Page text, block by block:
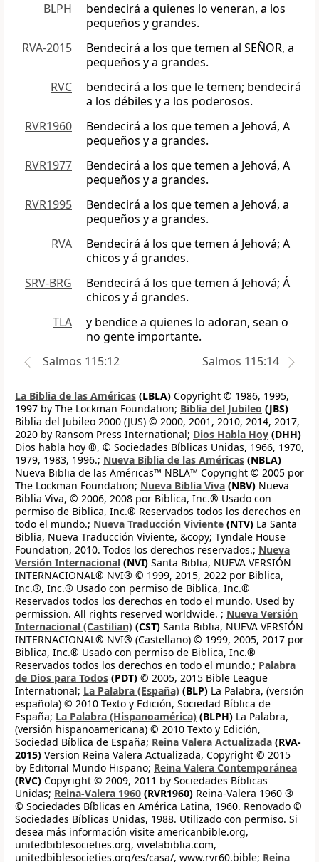
BLPH
bendecirá a quienes lo veneran, a los
pequeños y grandes.
RVA-2015
Bendecirá a los que temen al SEÑOR, a
pequeños y a grandes.
RVC
bendecirá a los que le temen; bendecirá
a los débiles y a los poderosos.
RVR1960
Bendecirá a los que temen a Jehová, A
pequeños y a grandes.
RVR1977
Bendecirá a los que temen a Jehová, A
pequeños y a grandes.
RVR1995
Bendecirá a los que temen a Jehová, a
pequeños y a grandes.
RVA
Bendecirá á los que temen á Jehová; A
chicos y á grandes.
SRV-BRG
Bendecirá á los que temen á Jehová; Á
chicos y á grandes.
TLA
y bendice a quienes lo adoran, sean o
no gente importante.
Salmos 115:12
Salmos 115:14
La Biblia de las Américas (LBLA) Copyright © 1986, 1995,
1997 by The Lockman Foundation; Biblia del Jubileo (JBS)
Biblia del Jubileo 2000 (JUS) © 2000, 2001, 2010, 2014, 2017,
2020 by Ransom Press International; Dios Habla Hoy (DHH)
Dios habla hoy ®, © Sociedades Bíblicas Unidas, 1966, 1970,
1979, 1983, 1996.; Nueva Biblia de las Américas (NBLA)
Nueva Biblia de las Américas™ NBLA™ Copyright © 2005 por
The Lockman Foundation; Nueva Biblia Viva (NBV) Nueva
Biblia Viva, © 2006, 2008 por Biblica, Inc.® Usado con
permiso de Biblica, Inc.® Reservados todos los derechos en
todo el mundo.; Nueva Traducción Viviente (NTV) La Santa
Biblia, Nueva Traducción Viviente, &copy; Tyndale House
Foundation, 2010. Todos los derechos reservados.; Nueva
Versión Internacional (NVI) Santa Biblia, NUEVA VERSIÓN
INTERNACIONAL® NVI® © 1999, 2015, 2022 por Biblica,
Inc.®, Inc.® Usado con permiso de Biblica, Inc.®
Reservados todos los derechos en todo el mundo. Used by
permission. All rights reserved worldwide. ; Nueva Versión
Internacional (Castilian) (CST) Santa Biblia, NUEVA VERSIÓN
INTERNACIONAL® NVI® (Castellano) © 1999, 2005, 2017 por
Biblica, Inc.® Usado con permiso de Biblica, Inc.®
Reservados todos los derechos en todo el mundo.; Palabra
de Dios para Todos (PDT) © 2005, 2015 Bible League
International; La Palabra (España) (BLP) La Palabra, (versión
española) © 2010 Texto y Edición, Sociedad Bíblica de
España; La Palabra (Hispanoamérica) (BLPH) La Palabra,
(versión hispanoamericana) © 2010 Texto y Edición,
Sociedad Bíblica de España; Reina Valera Actualizada (RVA-
2015) Version Reina Valera Actualizada, Copyright © 2015
by Editorial Mundo Hispano; Reina Valera Contemporánea
(RVC) Copyright © 2009, 2011 by Sociedades Bíblicas
Unidas; Reina-Valera 1960 (RVR1960) Reina-Valera 1960 ®
© Sociedades Bíblicas en América Latina, 1960. Renovado ©
Sociedades Bíblicas Unidas, 1988. Utilizado con permiso. Si
desea más información visite americanbible.org,
unitedbiblesocieties.org, vivelabiblia.com,
unitedbiblesocieties.org/es/casa/, www.rvr60.bible; Reina